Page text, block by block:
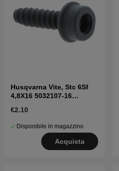
Husqvarna Vite, Stc 6Sf
4,8X16 5032107-16
€2.10
Disponibile in magazzino
Acquista